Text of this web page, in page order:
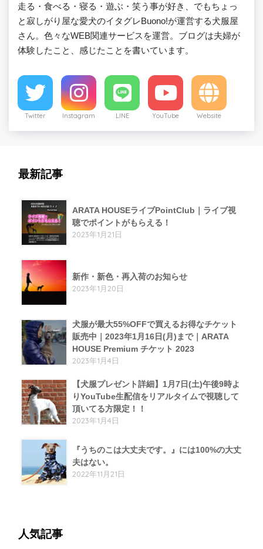
走る・食べる・寝る・遊ぶ・笑う事が好き、でもちょっ
と寂しがり屋な愛犬のイタグレBuono!が運営する犬服屋
さん。色々なWEB関連サービスを運営。ブログは夫婦が
体験したこと、感じたことを書いています。
Twitter Instagram LINE YouTube Website
最新記事
ARATA HOUSEライブPointClub｜ライブ視
聴でポイントがもらえる！
2023年1月21日
新作・新色・再入荷のお知らせ
2023年1月20日
犬服が最大55%OFFで買えるお得なチケット
販売中｜2023年1月16日(月)まで｜ARATA
HOUSE Premium チケット 2023
2023年1月4日
【犬服プレゼント詳細】1月7日(土)午後9時よ
りYouTube生配信をリアルタイムで視聴して
頂いてる方限定！！
2023年1月4日
『うちのこは大丈夫です。』には100%の大丈
夫はない。
2022年11月21日
人気記事